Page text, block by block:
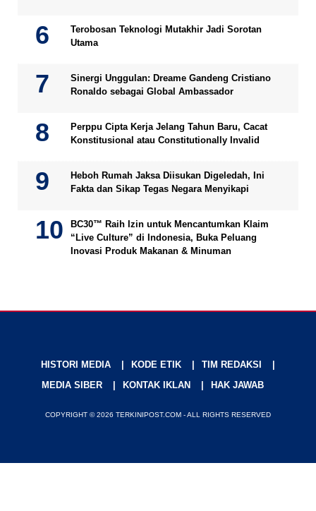
Terobosan Teknologi Mutakhir Jadi Sorotan
Utama
Sinergi Unggulan: Dreame Gandeng Cristiano
Ronaldo sebagai Global Ambassador
Perppu Cipta Kerja Jelang Tahun Baru, Cacat
Konstitusional atau Constitutionally Invalid
Heboh Rumah Jaksa Diisukan Digeledah, Ini
Fakta dan Sikap Tegas Negara Menyikapi
BC30™ Raih Izin untuk Mencantumkan Klaim
“Live Culture” di Indonesia, Buka Peluang
Inovasi Produk Makanan & Minuman
HISTORI MEDIA KODE ETIK
TIM REDAKSI
MEDIA SIBER
KONTAK IKLAN HAK JAWAB
COPYRIGHT © 2026 TERKINIPOST.COM - ALL RIGHTS RESERVED